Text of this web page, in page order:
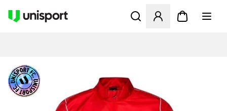
Åbner en Modal til at